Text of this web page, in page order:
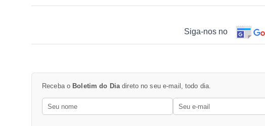
Siga-nos no
Receba o Boletim do Diadireto no seu e-mail, todo dia.